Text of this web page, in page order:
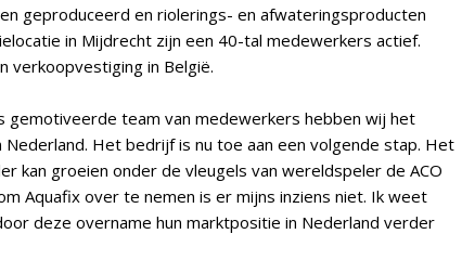
geproduceerd en riolerings- en afwateringsproducten
in Mijdrecht zijn een 40-tal medewerkers actief.
verkoopvestiging in België.
gemotiveerde team van medewerkers hebben wij het
Het bedrijf is nu toe aan een volgende stap. Het
kan groeien onder de vleugels van wereldspeler de ACO
Aquafix over te nemen is er mijns inziens niet. Ik weet
deze overname hun marktpositie in Nederland verder